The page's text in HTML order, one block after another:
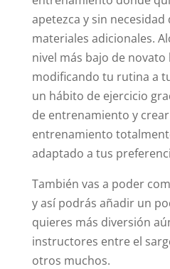
apetezca y sin necesidad
materiales adicionales.
nivel más bajo de
modificando tu rutina a
un hábito de ejercicio
de entrenamiento y
entrenamiento
adaptado a tus
También vas a poder
y así podrás añadir un
quieres más diversión
instructores entre el
otros muchos.